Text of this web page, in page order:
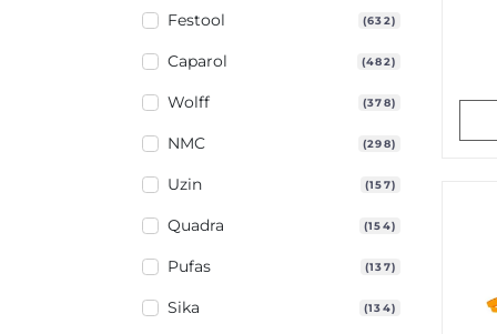
Festool (632)
Caparol (482)
Wolff (378)
NMC (298)
Uzin (157)
Quadra (154)
Pufas (137)
Sika (134)